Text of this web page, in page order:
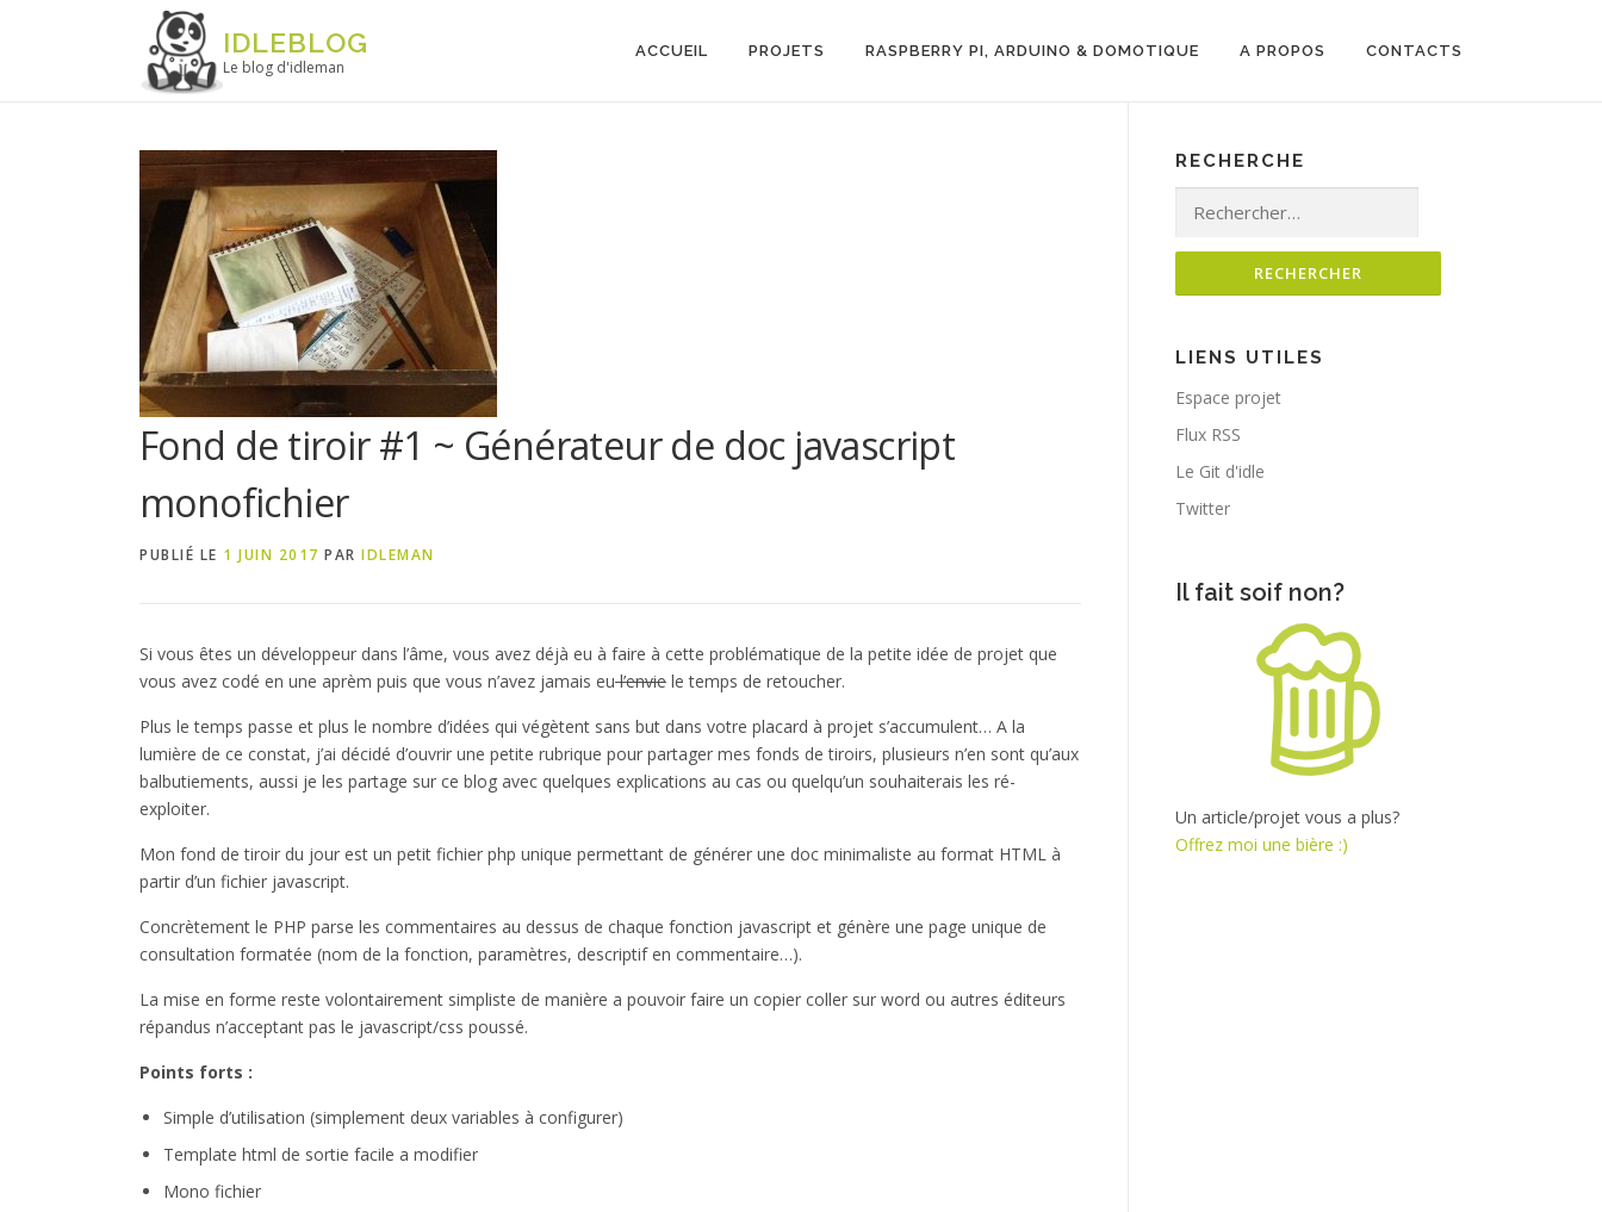
IDLEBLOG
Le blog d'idleman
ACCUEIL PROJETS RASPBERRY PI, ARDUINO & DOMOTIQUE A PROPOS CONTACTS
Fond de tiroir #1 ~ Générateur de doc javascript
monofichier
PUBLIÉ LE 1 JUIN 2017 PAR IDLEMAN
Si vous êtes un développeur dans l’âme, vous avez déjà eu à faire à cette problématique de la petite idée de projet que
vous avez codé en une aprèm puis que vous n’avez jamais eul’envie le temps de retoucher.
Plus le temps passe et plus le nombre d’idées qui végètent sans but dans votre placard à projet s’accumulent… A la
lumière de ce constat, j’ai décidé d’ouvrir une petite rubrique pour partager mes fonds de tiroirs, plusieurs n’en sont qu’aux
balbutiements, aussi je les partage sur ce blog avec quelques explications au cas ou quelqu’un souhaiterais les ré-
exploiter.
Mon fond de tiroir du jour est un petit fichier php unique permettant de générer une doc minimaliste au format HTML à
partir d’un fichier javascript.
Concrètement le PHP parse les commentaires au dessus de chaque fonction javascript et génère une page unique de
consultation formatée (nom de la fonction, paramètres, descriptif en commentaire…).
La mise en forme reste volontairement simpliste de manière a pouvoir faire un copier coller sur word ou autres éditeurs
répandus n’acceptant pas le javascript/css poussé.
Points forts :
Simple d’utilisation (simplement deux variables à configurer)
Template html de sortie facile a modifier
Mono fichier
RECHERCHE
Rechercher :
LIENS UTILES
Espace projet
Flux RSS
Le Git d'idle
Twitter
Il fait soif non?
Un article/projet vous a plus?
Offrez moi une bière :)